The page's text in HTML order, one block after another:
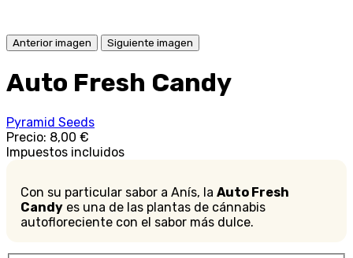
Anterior imagen Siguiente imagen
Auto Fresh Candy
Pyramid Seeds
Precio: 8,00 €
Impuestos incluidos
Con su particular sabor a Anís, la Auto Fresh
Candy es una de las plantas de cánnabis
autofloreciente con el sabor más dulce.